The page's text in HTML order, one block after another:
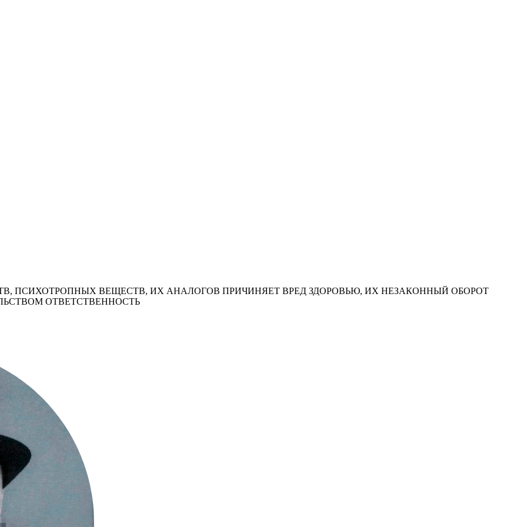
ПСИХОТРОПНЫХ ВЕЩЕСТВ, ИХ АНАЛОГОВ ПРИЧИНЯЕТ ВРЕД ЗДОРОВЬЮ, ИХ НЕЗАКОННЫЙ ОБОРОТ
ОТВЕТСТВЕННОСТЬ